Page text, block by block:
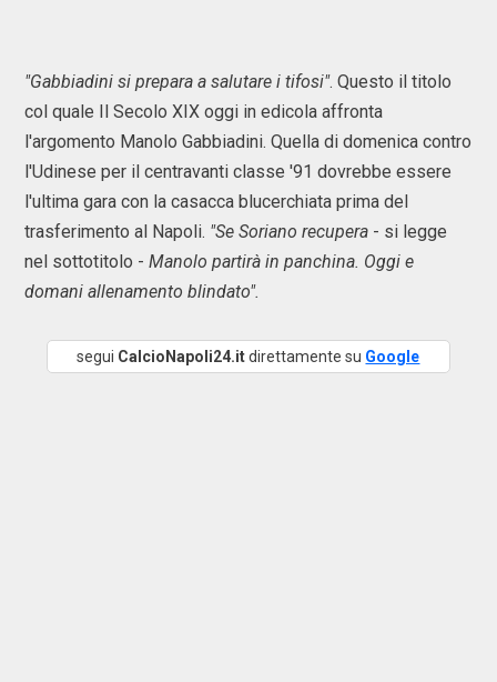
"Gabbiadini si prepara a salutare i tifosi". Questo il titolo
col quale Il Secolo XIX oggi in edicola affronta
l'argomento Manolo Gabbiadini. Quella di domenica contro
l'Udinese per il centravanti classe '91 dovrebbe essere
l'ultima gara con la casacca blucerchiata prima del
trasferimento al Napoli. "Se Soriano recupera - si legge
nel sottotitolo - Manolo partirà in panchina. Oggi e
domani allenamento blindato".
segui CalcioNapoli24.itdirettamente su Google